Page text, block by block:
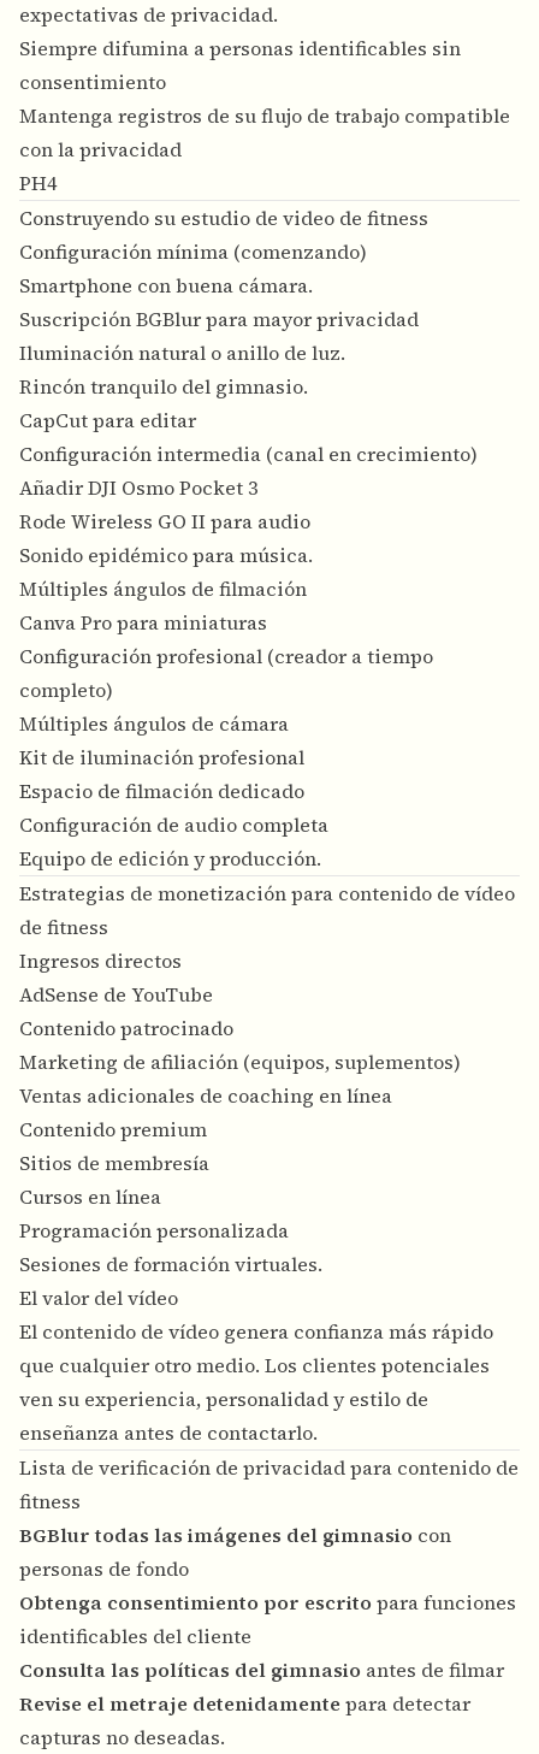
expectativas de privacidad.
Siempre difumina a personas identificables sin
consentimiento
Mantenga registros de su flujo de trabajo compatible
con la privacidad
PH4
Construyendo su estudio de video de fitness
Configuración mínima (comenzando)
Smartphone con buena cámara.
Suscripción BGBlur para mayor privacidad
Iluminación natural o anillo de luz.
Rincón tranquilo del gimnasio.
CapCut para editar
Configuración intermedia (canal en crecimiento)
Añadir DJI Osmo Pocket 3
Rode Wireless GO II para audio
Sonido epidémico para música.
Múltiples ángulos de filmación
Canva Pro para miniaturas
Configuración profesional (creador a tiempo
completo)
Múltiples ángulos de cámara
Kit de iluminación profesional
Espacio de filmación dedicado
Configuración de audio completa
Equipo de edición y producción.
Estrategias de monetización para contenido de vídeo
de fitness
Ingresos directos
AdSense de YouTube
Contenido patrocinado
Marketing de afiliación (equipos, suplementos)
Ventas adicionales de coaching en línea
Contenido premium
Sitios de membresía
Cursos en línea
Programación personalizada
Sesiones de formación virtuales.
El valor del vídeo
El contenido de vídeo genera confianza más rápido
que cualquier otro medio. Los clientes potenciales
ven su experiencia, personalidad y estilo de
enseñanza antes de contactarlo.
Lista de verificación de privacidad para contenido de
fitness
BGBlur todas las imágenes del gimnasio con
personas de fondo
Obtenga consentimiento por escrito para funciones
identificables del cliente
Consulta las políticas del gimnasio antes de filmar
Revise el metraje detenidamente para detectar
capturas no deseadas.